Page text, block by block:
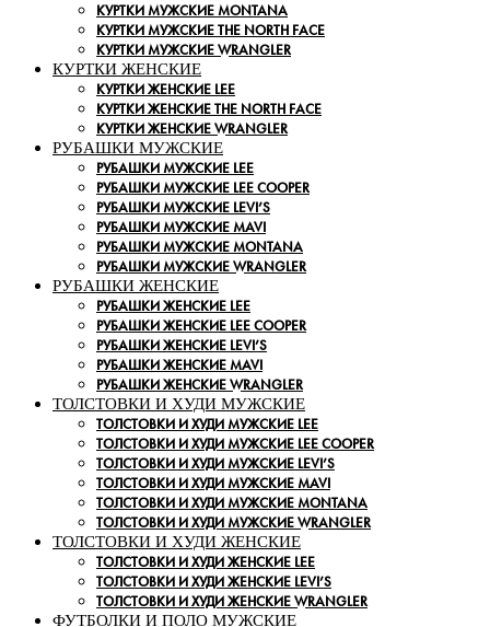
КУРТКИ МУЖСКИЕ MONTANA
КУРТКИ МУЖСКИЕ THE NORTH FACE
КУРТКИ МУЖСКИЕ WRANGLER
КУРТКИ ЖЕНСКИЕ
КУРТКИ ЖЕНСКИЕ LEE
КУРТКИ ЖЕНСКИЕ THE NORTH FACE
КУРТКИ ЖЕНСКИЕ WRANGLER
РУБАШКИ МУЖСКИЕ
РУБАШКИ МУЖСКИЕ LEE
РУБАШКИ МУЖСКИЕ LEE COOPER
РУБАШКИ МУЖСКИЕ LEVI’S
РУБАШКИ МУЖСКИЕ MAVI
РУБАШКИ МУЖСКИЕ MONTANA
РУБАШКИ МУЖСКИЕ WRANGLER
РУБАШКИ ЖЕНСКИЕ
РУБАШКИ ЖЕНСКИЕ LEE
РУБАШКИ ЖЕНСКИЕ LEE COOPER
РУБАШКИ ЖЕНСКИЕ LEVI’S
РУБАШКИ ЖЕНСКИЕ MAVI
РУБАШКИ ЖЕНСКИЕ WRANGLER
ТОЛСТОВКИ И ХУДИ МУЖСКИЕ
ТОЛСТОВКИ И ХУДИ МУЖСКИЕ LEE
ТОЛСТОВКИ И ХУДИ МУЖСКИЕ LEE COOPER
ТОЛСТОВКИ И ХУДИ МУЖСКИЕ LEVI’S
ТОЛСТОВКИ И ХУДИ МУЖСКИЕ MAVI
ТОЛСТОВКИ И ХУДИ МУЖСКИЕ MONTANA
ТОЛСТОВКИ И ХУДИ МУЖСКИЕ WRANGLER
ТОЛСТОВКИ И ХУДИ ЖЕНСКИЕ
ТОЛСТОВКИ И ХУДИ ЖЕНСКИЕ LEE
ТОЛСТОВКИ И ХУДИ ЖЕНСКИЕ LEVI’S
ТОЛСТОВКИ И ХУДИ ЖЕНСКИЕ WRANGLER
ФУТБОЛКИ И ПОЛО МУЖСКИЕ